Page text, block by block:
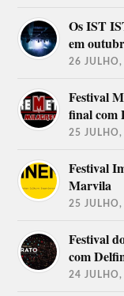
Os IST
em
26
Festival
final com
25
Festival
Marvila
25
Festival
com
24